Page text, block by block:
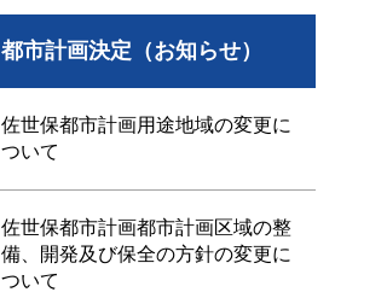
都市計画決定（お知らせ）
佐世保都市計画用途地域の変更に
ついて
佐世保都市計画都市計画区域の整
備、開発及び保全の方針の変更に
ついて